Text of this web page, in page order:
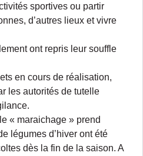
sportives ou partir
d’autres lieux et vivre
ont repris leur souffle
en cours de réalisation,
les autorités de tutelle
« maraichage » prend
légumes d’hiver ont été
dès la fin de la saison. A